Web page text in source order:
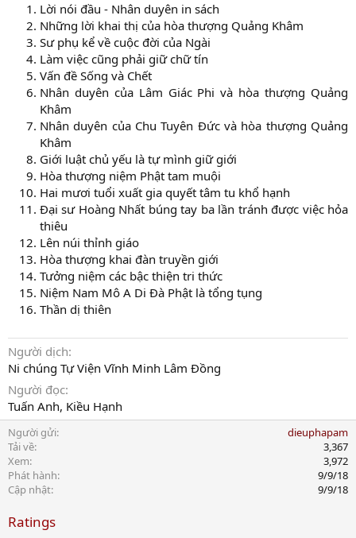
Lời nói đầu - Nhân duyên in sách
Những lời khai thị của hòa thượng Quảng Khâm
Sư phụ kể về cuộc đời của Ngài
Làm việc cũng phải giữ chữ tín
Vấn đề Sống và Chết
Nhân duyên của Lâm Giác Phi và hòa thượng Quảng
Khâm
Nhân duyên của Chu Tuyên Đức và hòa thượng Quảng
Khâm
Giới luật chủ yếu là tự mình giữ giới
Hòa thượng niệm Phật tam muội
Hai mươi tuổi xuất gia quyết tâm tu khổ hạnh
Đại sư Hoàng Nhất búng tay ba lần tránh được việc hỏa
thiêu
Lên núi thỉnh giáo
Hòa thượng khai đàn truyền giới
Tưởng niệm các bậc thiện tri thức
Niệm Nam Mô A Di Đà Phật là tổng tụng
Thần dị thiên
Người dịch
Ni chúng Tự Viện Vĩnh Minh Lâm Đồng
Người đọc
Tuấn Anh, Kiều Hạnh
Người gửi
dieuphapam
Tải về
3,367
Xem
3,972
Phát hành
9/9/18
Cập nhật
9/9/18
Ratings